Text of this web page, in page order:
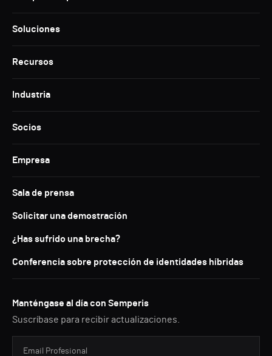
Soluciones
Recursos
Industria
Socios
Empresa
Sala de prensa
Solicitar una demostración
¿Has sufrido una brecha?
Conferencia sobre protección de identidades híbridas
Manténgase al día con Semperis
Suscríbase para recibir actualizaciones.